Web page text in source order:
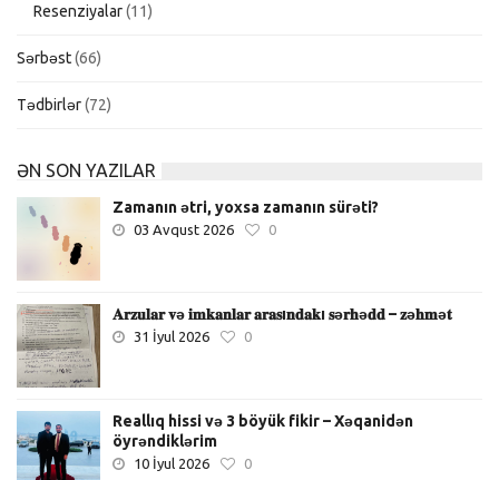
Resenziyalar(11)
Sərbəst(66)
Tədbirlər(72)
ƏN SON YAZILAR
Zamanın ətri, yoxsa zamanın sürəti?
03 Avqust 2026 0
𝐀𝐫𝐳𝐮𝐥𝐚𝐫 𝐯ə 𝐢𝐦𝐤𝐚𝐧𝐥𝐚𝐫 𝐚𝐫𝐚𝐬ı𝐧𝐝𝐚𝐤ı 𝐬ə𝐫𝐡ə𝐝𝐝 – 𝐳ə𝐡𝐦ə𝐭
31 İyul 2026 0
Reallıq hissi və 3 böyük fikir – Xəqanidən
öyrəndiklərim
10 İyul 2026 0